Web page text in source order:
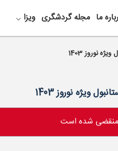
ما مجله گردشگری ویزا
منقضی شده است